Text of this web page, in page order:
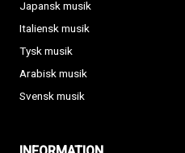
Japansk musik
Italiensk musik
Tysk musik
Arabisk musik
Svensk musik